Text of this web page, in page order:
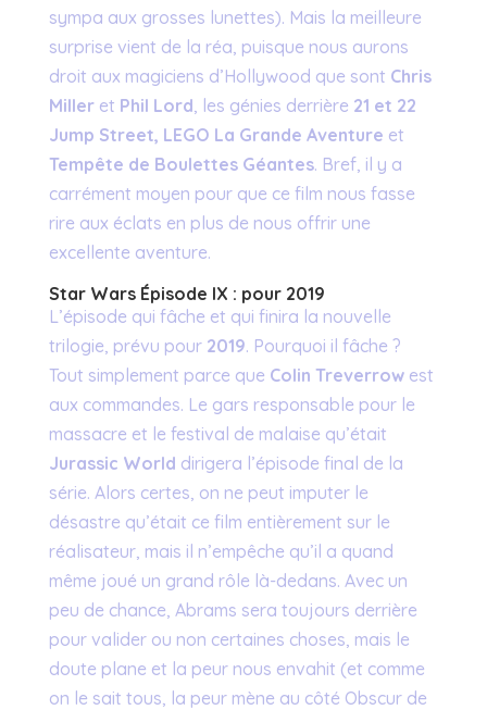
sympa aux grosses lunettes). Mais la meilleure
surprise vient de la réa, puisque nous aurons
droit aux magiciens d’Hollywood que sont Chris
Milleret Phil Lord, les génies derrière 21 et 22
Jump Street, LEGO La Grande Aventure et
Tempête de Boulettes Géantes. Bref, il y a
carrément moyen pour que ce film nous fasse
rire aux éclats en plus de nous offrir une
excellente aventure.
Star Wars Épisode IX : pour 2019
L’épisode qui fâche et qui finira la nouvelle
trilogie, prévu pour 2019. Pourquoi il fâche ?
Tout simplement parce que Colin Treverrowest
aux commandes. Le gars responsable pour le
massacre et le festival de malaise qu’était
Jurassic World dirigera l’épisode final de la
série. Alors certes, on ne peut imputer le
désastre qu’était ce film entièrement sur le
réalisateur, mais il n’empêche qu’il a quand
même joué un grand rôle là-dedans. Avec un
peu de chance, Abrams sera toujours derrière
pour valider ou non certaines choses, mais le
doute plane et la peur nous envahit (et comme
on le sait tous, la peur mène au côté Obscur de